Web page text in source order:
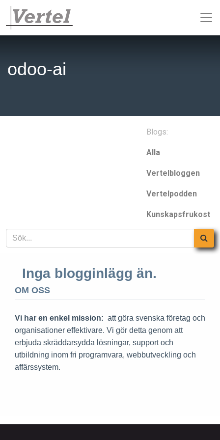
odoo-ai
Blogs:
Alla
Vertelbloggen
Vertelpodden
Kunskapsfrukost
Inga blogginlägg än.
OM OSS
Vi har en enkel mission: att göra svenska företag och
organisationer effektivare. Vi gör detta genom att
erbjuda skräddarsydda lösningar, support och
utbildning inom fri programvara, webbutveckling och
affärssystem.